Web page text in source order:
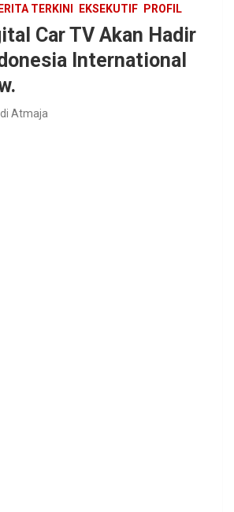
TERKINI EKSEKUTIF PROFIL
Car TV Akan Hadir
International
Atmaja